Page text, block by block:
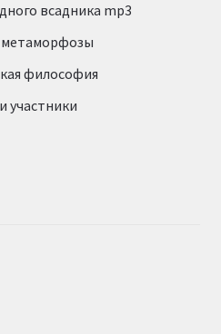
всадника mp3
философия
участники